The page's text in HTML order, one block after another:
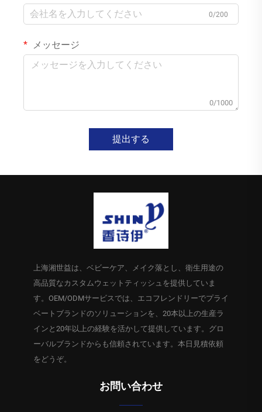
0/200
メッセージ
0/1000
提出する
上海湘世益は、ベビーケア、メイク落とし、衛生用途の
高品質なカスタムウェットティッシュを提供していま
す。OEM/ODMサービスでは、エコフレンドリーでプライ
ベートブランドのソリューションを、20本以上の生産ラ
インと20年以上の経験を活かして提供しています。グロ
ーバルブランドからも信頼されています。本日見積依頼
をどうぞ。
お問い合わせ